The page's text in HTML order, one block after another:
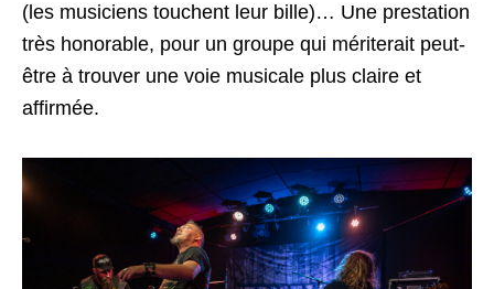
(les musiciens touchent leur bille)… Une prestation
très honorable, pour un groupe qui mériterait peut-
être à trouver une voie musicale plus claire et
affirmée.